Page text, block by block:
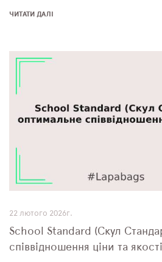
ЧИТАТИ ДАЛІ
22 лютого 2026г.
School Standard (Скул
співвідношення ціни та якості